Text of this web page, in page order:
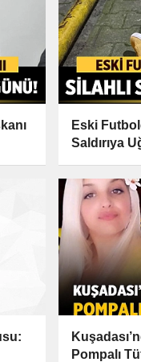
Eski
Saldırıya
Pompalı